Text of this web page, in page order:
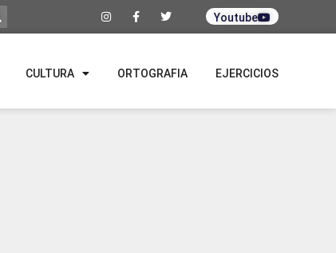
Youtube
CULTURA ORTOGRAFIA EJERCICIOS